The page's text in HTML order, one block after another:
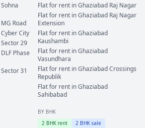
Sohna
MG Road
Cyber City
Sector 29
DLF Phase
Sector 31
Flat for rent inGhaziabad Raj Nagar
Flat for rent inGhaziabad Raj Nagar
Extension
Flat for rent inGhaziabad
Kaushambi
Flat for rent inGhaziabad
Vasundhara
Flat for rent inGhaziabadCrossings
Republik
Flat for rent inGhaziabad
Sahibabad
BY BHK
2 BHK rent 2 BHK sale